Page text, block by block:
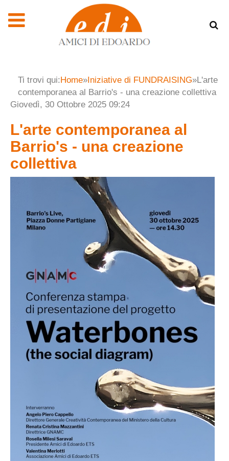
Ti trovi qui:Home»Iniziative di FUNDRAISING»L'arte
contemporanea al Barrio's - una creazione collettiva
Giovedì, 30 Ottobre 2025 09:24
L'arte contemporanea al
Barrio's - una creazione
collettiva